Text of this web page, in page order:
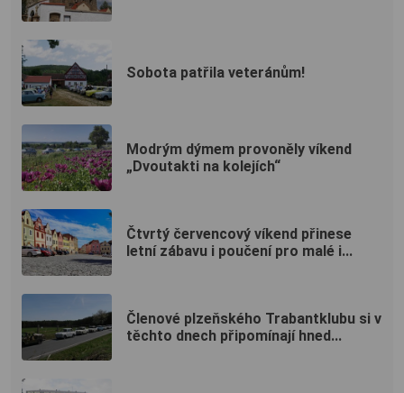
Sobota patřila veteránům!
Modrým dýmem provoněly víkend
„Dvoutakti na kolejích“
Čtvrtý červencový víkend přinese
letní zábavu i poučení pro malé i...
Členové plzeňského Trabantklubu si v
těchto dnech připomínají hned...